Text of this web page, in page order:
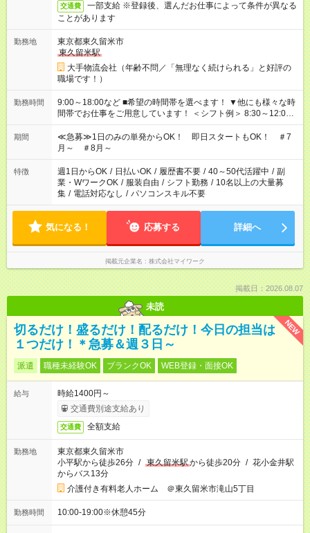
交通費
一部支給 ※登録後、選んだお仕事によって条件が異なる
ことがあります
勤務地
東京都東久留米市
東久留米駅
大手物流会社（年齢不問／「無理なく続けられる」と好評の
職場です！）
勤務時間
9:00～18:00など ■希望の時間帯を選べます！ ▼他にも様々な時
間帯でお仕事をご用意しています！ ＜シフト例＞ 8:30～12:00
17:00～22:00 13:00～22:00 22:00～翌6:00 など
期間
≪急募≫1日のみの単発からOK！ 即日スタートもOK！ ＃7
月～ ＃8月～
特徴 週1日からOK / 日払いOK / 履歴書不要 / 40～50代活躍中 / 副
業・WワークOK / 服装自由 / シフト勤務 / 10名以上の大量募
集 / 電話対応なし / パソコンスキル不要
気になる！ 応募する 詳細へ
掲載元企業名 株式会社マイワーク
掲載日：2026.08.07
未読
NEW
切るだけ！盛るだけ！配るだけ！今日の担当は
１つだけ！＊急募＆週３日～
派遣 職種未経験OK ブランクOK WEB登録・面接OK
給与
時給1400円～
交通費別途支給あり
交通費 全額支給
勤務地
東京都東久留米市
小平駅から徒歩26分 / 東久留米駅から徒歩20分 / 花小金井駅
からバス13分
介護付き有料老人ホーム ＠東久留米市滝山5丁目
勤務時間 10:00-19:00※休憩45分